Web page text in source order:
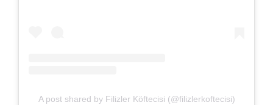
A post shared by Filizler Köftecisi (@filizlerkoftecisi)